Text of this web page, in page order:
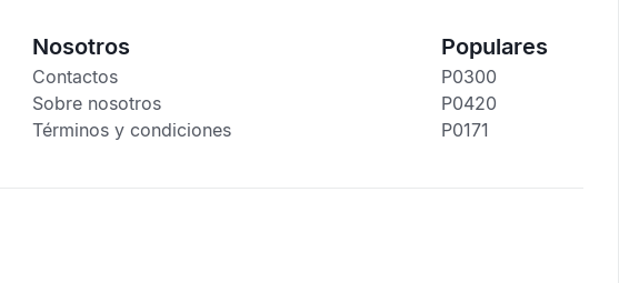
Nosotros
Contactos
Sobre nosotros
Términos y condiciones
Populares
P0300
P0420
P0171